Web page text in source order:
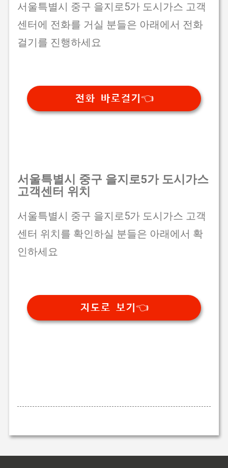
서울특별시 중구 을지로5가 도시가스 고객
센터에 전화를 거실 분들은 아래에서 전화
걸기를 진행하세요
전화 바로걸기👈
서울특별시 중구 을지로5가 도시가스
고객센터 위치
서울특별시 중구 을지로5가 도시가스 고객
센터 위치를 확인하실 분들은 아래에서 확
인하세요
지도로 보기👈